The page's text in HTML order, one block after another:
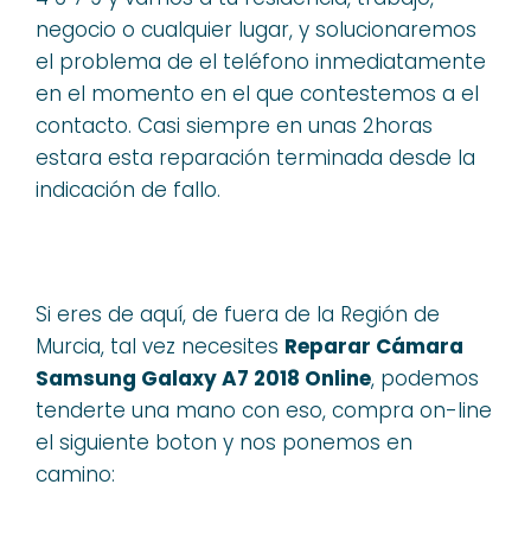
negocio o cualquier lugar, y solucionaremos
el problema de el teléfono inmediatamente
en el momento en el que contestemos a el
contacto. Casi siempre en unas 2horas
estara esta reparación terminada desde la
indicación de fallo.
Si eres de aquí, de fuera de la Región de
Murcia, tal vez necesites Reparar Cámara
Samsung Galaxy A7 2018 Online, podemos
tenderte una mano con eso, compra on-line
el siguiente boton y nos ponemos en
camino: